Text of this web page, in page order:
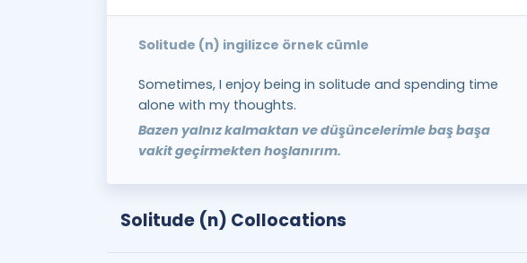
Solitude (n) ingilizce örnek cümle
Sometimes, I enjoy being in solitude and spending time
alone with my thoughts.
Bazen yalnız kalmaktan ve düşüncelerimle baş başa
vakit geçirmekten hoşlanırım.
Solitude (n) Collocations